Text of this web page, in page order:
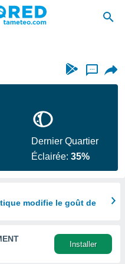
...
Dernier Quartier
Éclairée:35%
modifie le goût de
Installer